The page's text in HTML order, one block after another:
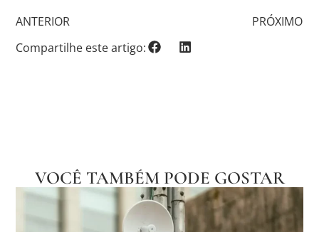
ANTERIOR
PRÓXIMO
Compartilhe este artigo:
VOCÊ TAMBÉM PODE GOSTAR